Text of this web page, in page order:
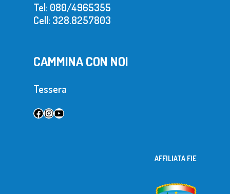
Tel: 080/4965355
Cell: 328.8257803
CAMMINA CON NOI
Tessera
Facebook
Instagram
YouTube
AFFILIATA FIE